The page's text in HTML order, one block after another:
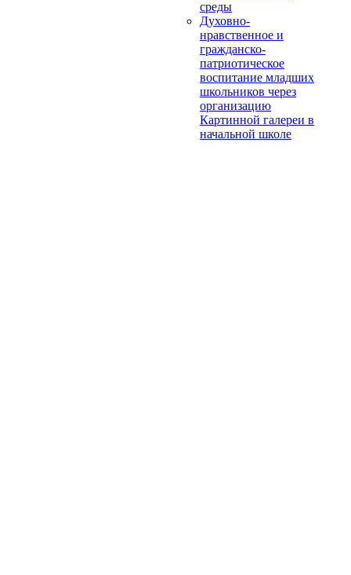
среды
Духовно-
нравственное и
гражданско-
патриотическое
воспитание младших
школьников через
организацию
Картинной галереи в
начальной школе